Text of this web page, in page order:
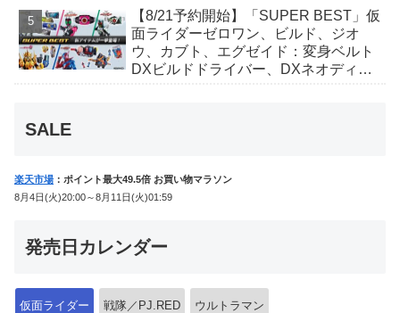
か豪華特典付き！
【8/21予約開始】「SUPER BEST」仮
面ライダーゼロワン、ビルド、ジオ
ウ、カブト、エグゼイド：変身ベルト
DXビルドドライバー、DXネオディケ
SALE
楽天市場 ：ポイント最大49.5倍 お買い物マラソン
8月4日(火)20:00～8月11日(火)01:59
発売日カレンダー
仮面ライダー 戦隊／PJ.RED ウルトラマン